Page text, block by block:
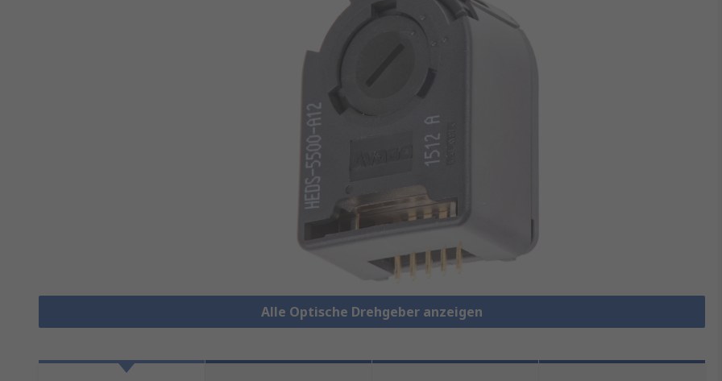
Alle Optische Drehgeber anzeigen